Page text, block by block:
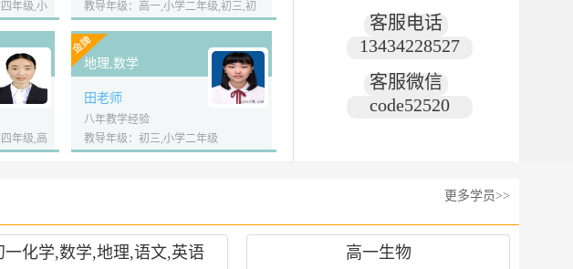
年级,小
教导年级：高一,小学二年级,初三,初
年级,高
地理,数学
田老师
八年教学经验
教导年级：初三,小学二年级
客服电话
13434228527
客服微信
code52520
更多学员>>
一化学,数学,地理,语文,英语
高一生物